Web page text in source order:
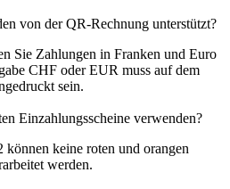
von der QR-Rechnung unterstützt?
Sie Zahlungen in Franken und Euro
CHF oder EUR muss auf dem
sein.
Einzahlungsscheine verwenden?
können keine roten und orangen
werden.